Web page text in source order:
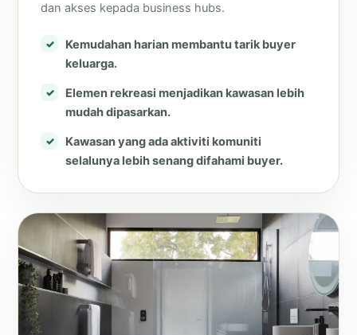
dan akses kepada business hubs.
Kemudahan harian membantu tarik buyer
keluarga.
Elemen rekreasi menjadikan kawasan lebih
mudah dipasarkan.
Kawasan yang ada aktiviti komuniti
selalunya lebih senang difahami buyer.